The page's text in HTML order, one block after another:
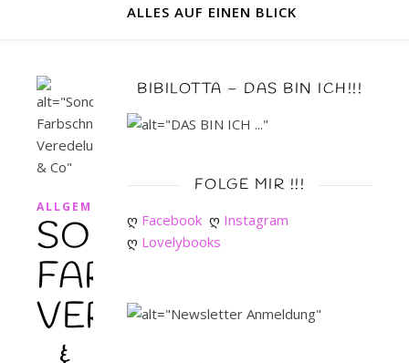
ALLES AUF EINEN BLICK
ALLGEMEIN
SONDERAUSGABEN,
FARBSCHNITTE,
VEREDELUNGEN
BIBILOTTA – DAS BIN ICH!!!
FOLGE MIR !!!
ღ Facebook ღ Instagram
ღ Lovelybooks